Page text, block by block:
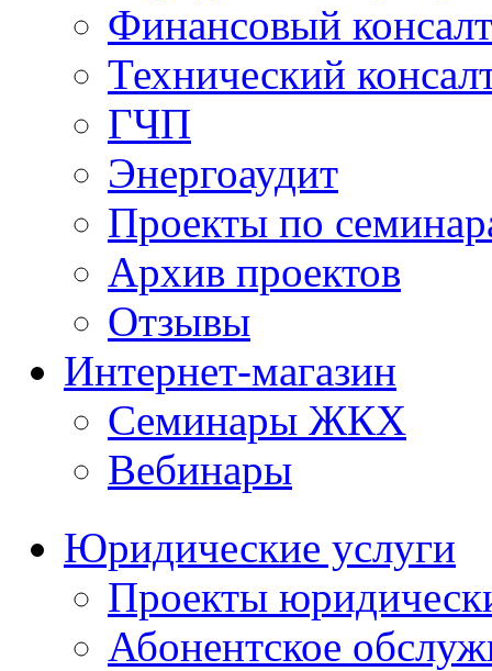
Финансовый
Технический
ГЧП
Энергоаудит
Проекты по
Архив проектов
Отзывы
Интернет-магазин
Семинары ЖКХ
Вебинары
Юридические услуги
Проекты
Абонентское